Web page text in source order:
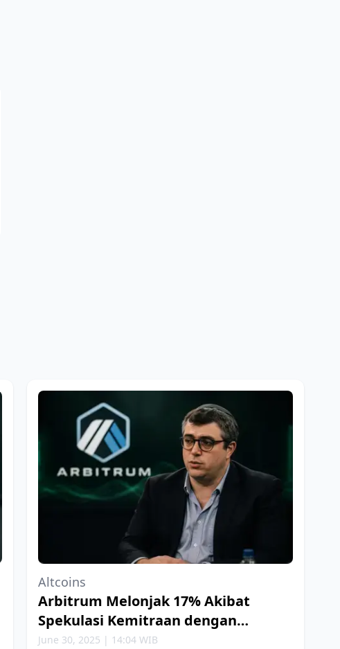
Altcoins
Arbitrum Melonjak 17% Akibat
Spekulasi Kemitraan dengan
Robinhood
June 30, 2025 | 14:04 WIB